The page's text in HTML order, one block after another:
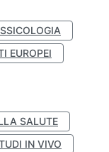
EUROPEI
SALUTE
IN VIVO